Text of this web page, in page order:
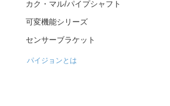
カク・マル/パイプシャフト
可変機能シリーズ
センサーブラケット
パイジョンとは